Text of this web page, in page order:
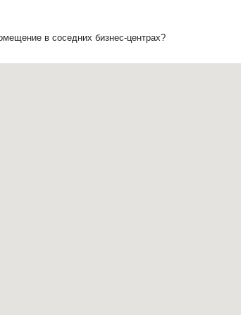
в соседних бизнес-центрах?